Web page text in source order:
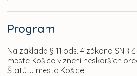
Program
Na základe § 11 ods. 4 zákona SNR
meste Košice v znení neskorších
Štatútu mesta Košice